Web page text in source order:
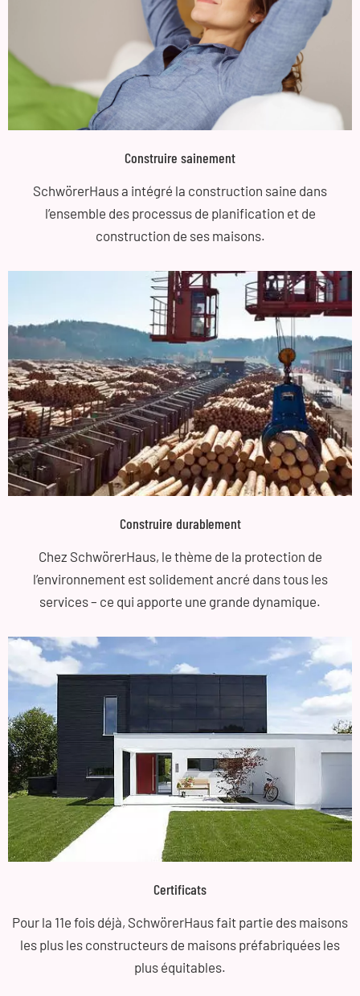
Construire sainement
SchwörerHaus a intégré la construction saine dans
l’ensemble des processus de planification et de
construction de ses maisons.
Construire durablement
Chez SchwörerHaus, le thème de la protection de
l’environnement est solidement ancré dans tous les
services – ce qui apporte une grande dynamique.
Certificats
Pour la 11e fois déjà, SchwörerHaus fait partie des maisons
les plus les constructeurs de maisons préfabriquées les
plus équitables.